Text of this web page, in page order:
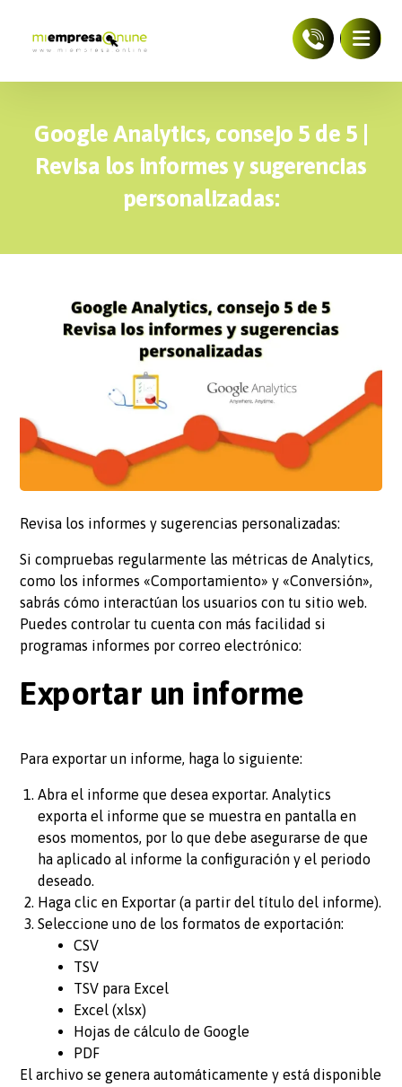
Google Analytics, consejo 5 de 5 |
Revisa los informes y sugerencias
personalizadas:
Revisa los informes y sugerencias personalizadas:
Si compruebas regularmente las métricas de Analytics,
como los informes «Comportamiento» y «Conversión»,
sabrás cómo interactúan los usuarios con tu sitio web.
Puedes controlar tu cuenta con más facilidad si
programas informes por correo electrónico:
Exportar un informe
Para exportar un informe, haga lo siguiente:
Abra el informe que desea exportar. Analytics
exporta el informe que se muestra en pantalla en
esos momentos, por lo que debe asegurarse de que
ha aplicado al informe la configuración y el periodo
deseado.
Haga clic en Exportar (a partir del título del informe).
Seleccione uno de los formatos de exportación:
CSV
TSV
TSV para Excel
Excel (xlsx)
Hojas de cálculo de Google
PDF
El archivo se genera automáticamente y está disponible